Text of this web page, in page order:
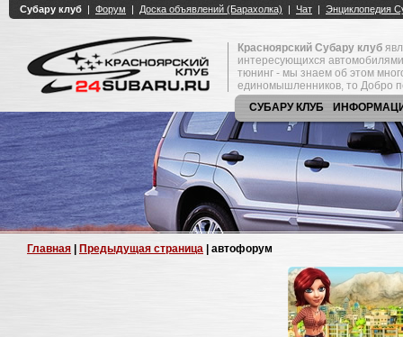
Красноярский Субару клуб
интересующихся
тюнинг - мы знаем об этом
единомышленников, то Добро
СУБАРУ КЛУБ
Главная Предыдущая страница | автофорум